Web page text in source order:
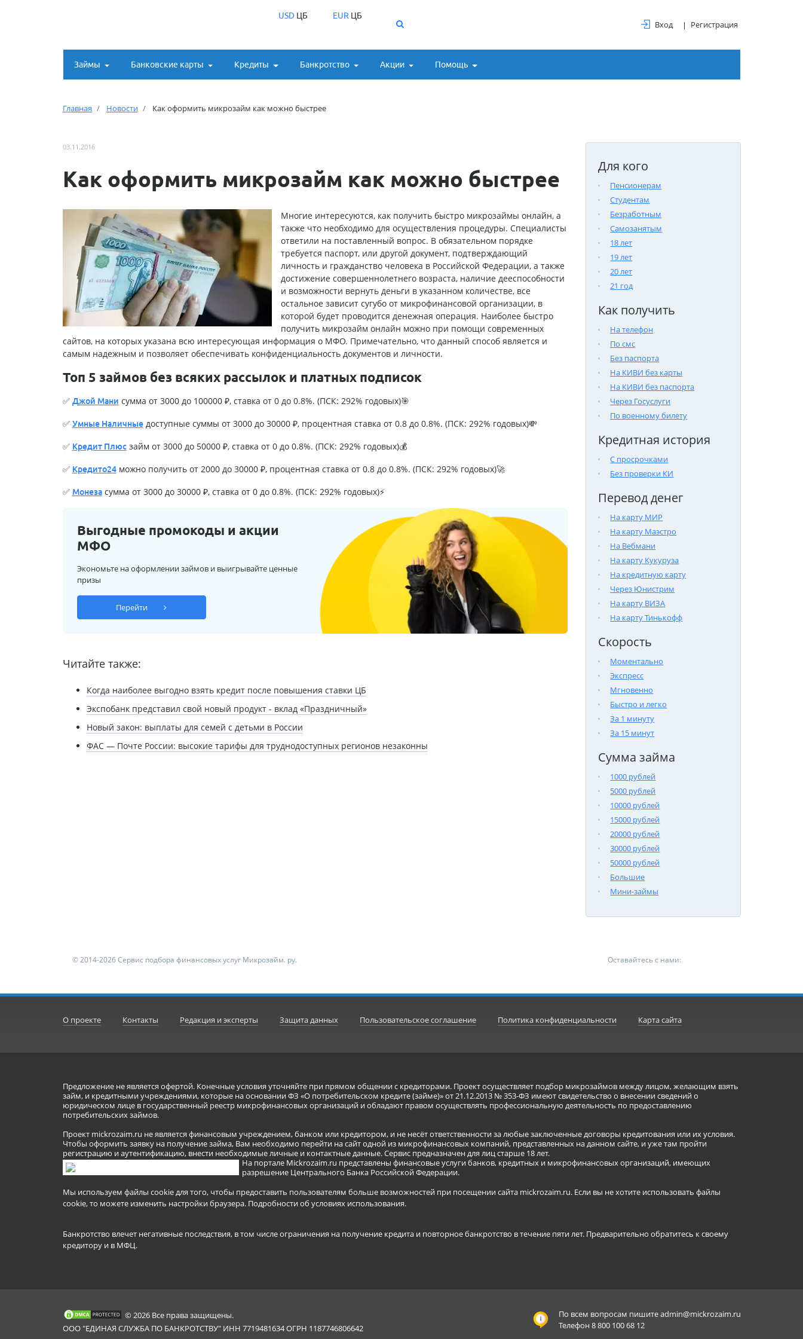
USDЦБ EUR ЦБ
Вход Регистрация
Займы Банковские карты Кредиты Банкротство Акции Помощь
Главная Новости Как оформить микрозайм как можно быстрее
Для кого
Пенсионерам
Студентам
Безработным
Самозанятым
18 лет
19 лет
20 лет
21 год
Как получить
На телефон
По смс
Без паспорта
На КИВИ без карты
На КИВИ без паспорта
Через Госуслуги
По военному билету
Кредитная история
С просрочками
Без проверки КИ
Перевод денег
На карту МИР
На карту Маэстро
На Вебмани
На карту Кукуруза
На кредитную карту
Через Юнистрим
На карту ВИЗА
На карту Тинькофф
Скорость
Моментально
Экспресс
Мгновенно
Быстро и легко
За 1 минуту
За 15 минут
Сумма займа
1000 рублей
5000 рублей
10000 рублей
15000 рублей
20000 рублей
30000 рублей
50000 рублей
Большие
Мини-займы
03.11.2016
Как оформить микрозайм как можно быстрее
Многие интересуются, как получить быстро микрозаймы онлайн, а
также что необходимо для осуществления процедуры. Специалисты
ответили на поставленный вопрос. В обязательном порядке
требуется паспорт, или другой документ, подтверждающий
личность и гражданство человека в Российской Федерации, а также
достижение совершеннолетнего возраста, наличие дееспособности
и возможности вернуть деньги в указанном количестве, все
остальное зависит сугубо от микрофинансовой организации, в
которой будет проводится денежная операция. Наиболее быстро
получить микрозайм онлайн можно при помощи современных
сайтов, на которых указана всю интересующая информация о МФО. Примечательно, что данный способ является и
самым надежным и позволяет обеспечивать конфиденциальность документов и личности.
Топ 5 займов без всяких рассылок и платных подписок
✅ Джой Мани сумма от 3000 до 100000 ₽, ставка от 0 до 0.8%. (ПСК: 292% годовых)🎯
✅ Умные Наличныедоступные суммы от 3000 до 30000 ₽, процентная ставка от 0.8 до 0.8%. (ПСК: 292% годовых)💸
✅ Кредит Плюсзайм от 3000 до 50000 ₽, ставка от 0 до 0.8%. (ПСК: 292% годовых)💰
✅ Кредито24можно получить от 2000 до 30000 ₽, процентная ставка от 0.8 до 0.8%. (ПСК: 292% годовых)🚀
✅ Монезасумма от 3000 до 30000 ₽, ставка от 0 до 0.8%. (ПСК: 292% годовых)⚡
Выгодные промокоды и акции
МФО
Экономьте на оформлении займов и выигрывайте ценные
призы
Перейти
Читайте также:
Когда наиболее выгодно взять кредит после повышения ставки ЦБ
Экспобанк представил свой новый продукт - вклад «Праздничный»
Новый закон: выплаты для семей с детьми в России
ФАС — Почте России: высокие тарифы для труднодоступных регионов незаконны
© 2014-2026 Сервис подбора финансовых услуг Микрозайм. ру. Оставайтесь с нами:
О проекте Контакты Редакция и эксперты Защита данных Пользовательское соглашение Политика конфиденциальности Карта сайта
Предложение не является офертой. Конечные условия уточняйте при прямом общении с кредиторами. Проект осуществляет подбор микрозаймов между лицом, желающим взять
займ, и кредитными учреждениями, которые на основании ФЗ «О потребительском кредите (займе)» от 21.12.2013 № 353-ФЗ имеют свидетельство о внесении сведений о
юридическом лице в государственный реестр микрофинансовых организаций и обладают правом осуществлять профессиональную деятельность по предоставлению
потребительских займов.
Проект mickrozaim.ru не является финансовым учреждением, банком или кредитором, и не несёт ответственности за любые заключенные договоры кредитования или их условия.
Чтобы оформить заявку на получение займа, Вам необходимо перейти на сайт одной из микрофинансовых компаний, представленных на данном сайте, и уже там пройти
регистрацию и аутентификацию, внести необходимые личные и контактные данные. Сервис предназначен для лиц старше 18 лет.
На портале Mickrozaim.ru представлены финансовые услуги банков, кредитных и микрофинансовых организаций, имеющих
разрешение Центрального Банка Российской Федерации.
Мы используем файлы cookie для того, чтобы предоставить пользователям больше возможностей при посещении сайта mickrozaim.ru. Если вы не хотите использовать файлы
cookie, то можете изменить настройки браузера. Подробности об условиях использования.
Банкротство влечет негативные последствия, в том числе ограничения на получение кредита и повторное банкротство в течение пяти лет. Предварительно обратитесь к своему
кредитору и в МФЦ.
По всем вопросам пишитеadmin@mickrozaim.ru
Телефон 8 800 100 68 12
© 2026 Все права защищены.
ООО "ЕДИНАЯ СЛУЖБА ПО БАНКРОТСТВУ" ИНН 7719481634 ОГРН 1187746806642